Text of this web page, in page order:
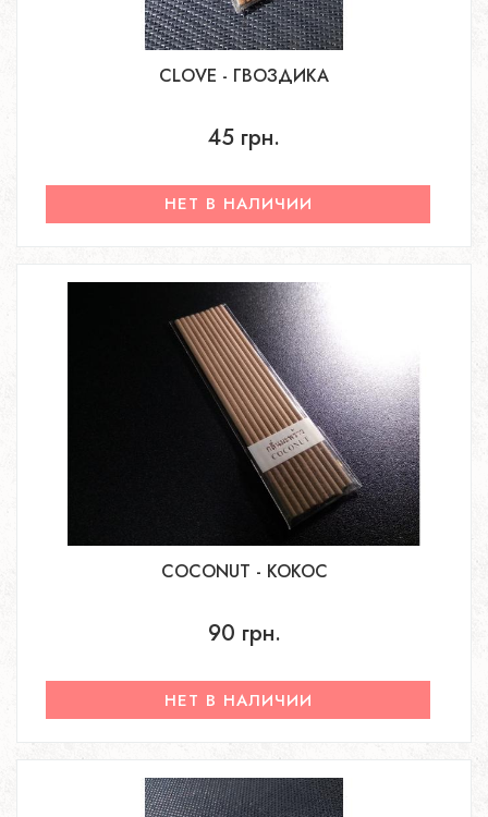
CLOVE - ГВОЗДИКА
45 грн.
НЕТ В НАЛИЧИИ
COCONUT - КОКОС
90 грн.
НЕТ В НАЛИЧИИ